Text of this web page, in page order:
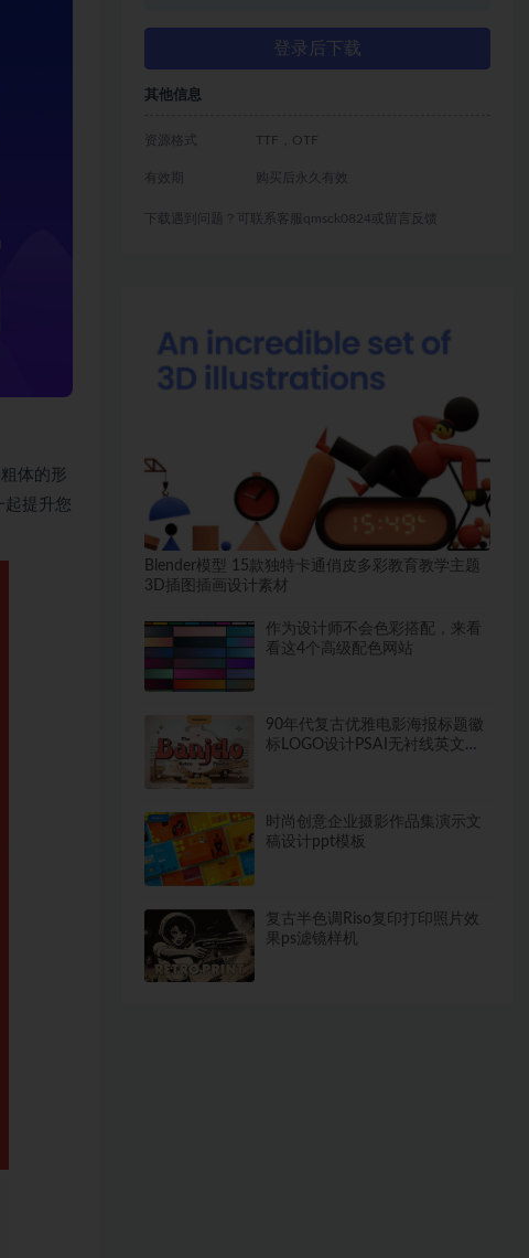
体的形
起提升您
登录后下载
其他信息
资源格式 TTF，OTF
有效期 购买后永久有效
下载遇到问题？可联系客服qmsck0824或留言反馈
Blender模型 15款独特卡通俏皮多彩教育教学主题
3D插图插画设计素材
作为设计师不会色彩搭配，来看
看这4个高级配色网站
90年代复古优雅电影海报标题徽
标LOGO设计PSAI无衬线英文字
时尚创意企业摄影作品集演示文
稿设计ppt模板
复古半色调Riso复印打印照片效
果ps滤镜样机